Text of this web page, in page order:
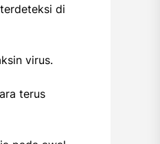
di
virus.
terus